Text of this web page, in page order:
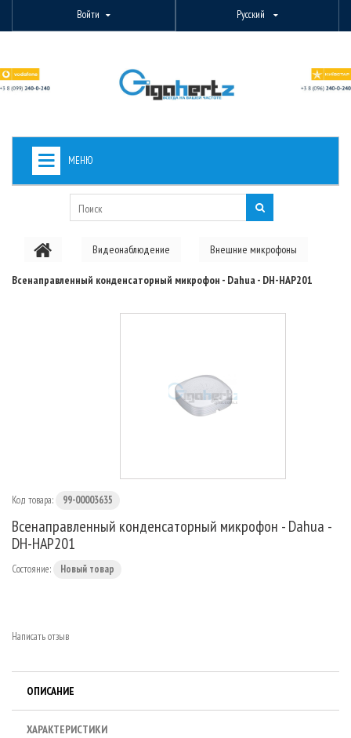
Войти Русский
МЕНЮ
PON ОБОРУДОВАНИЕ
Видеонаблюдение Внешние микрофоны
Всенаправленный конденсаторный микрофон - Dahua - DH-HAP201
Код товара: 99-00003635
Всенаправленный конденсаторный микрофон - Dahua -
DH-HAP201
Состояние: Новый товар
Написать отзыв
ОПИСАНИЕ
ХАРАКТЕРИСТИКИ